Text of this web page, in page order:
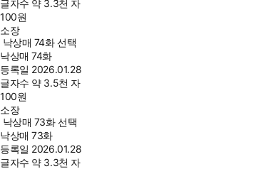
글자수 약 3.3천 자
100원
소장
낙상매 74화 선택
낙상매 74화
등록일 2026.01.28
글자수 약 3.5천 자
100원
소장
낙상매 73화 선택
낙상매 73화
등록일 2026.01.28
글자수 약 3.3천 자